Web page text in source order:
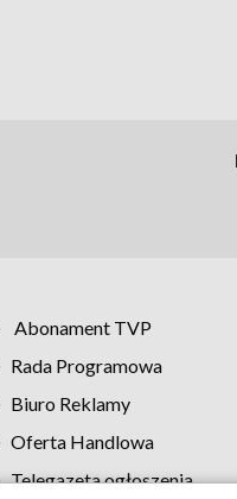
Abonament TVP
Rada Programowa
Biuro Reklamy
Oferta Handlowa
Telegazeta ogłoszenia